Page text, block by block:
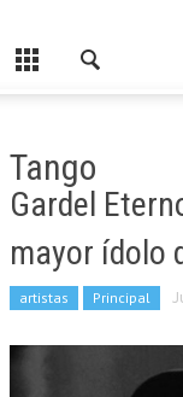
Tango
Gardel
mayor ídolo
artistas Principal